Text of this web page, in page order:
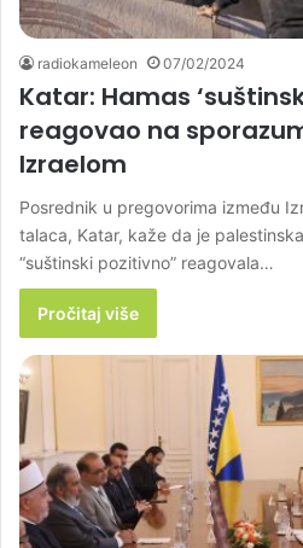
radiokameleon 07/02/2024
Katar: Hamas
reagovao na
Izraelom
Posrednik u pregovorima između
talaca, Katar, kaže da je
“suštinski pozitivno” reagovala…
Pročitaj više